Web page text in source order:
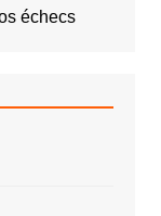
échecs